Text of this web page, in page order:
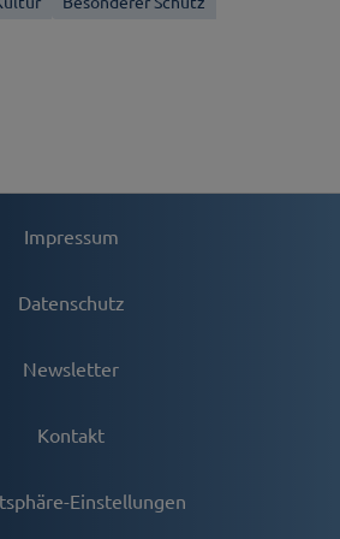
Impressum
Datenschutz
Newsletter
Kontakt
Einstellungen